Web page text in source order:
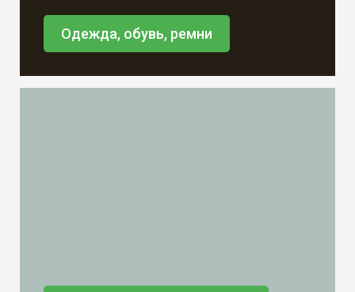
Одежда, обувь, ремни